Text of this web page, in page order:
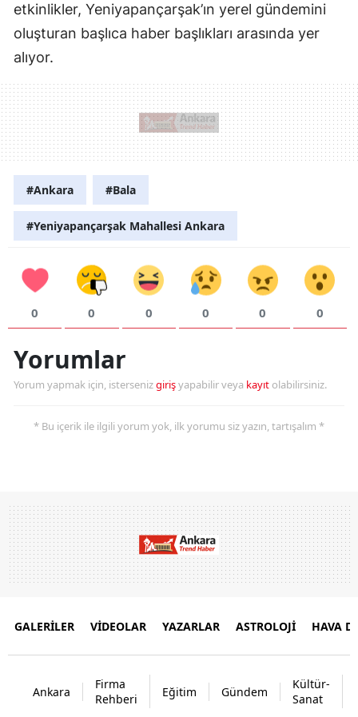
etkinlikler, Yeniyapançarşak’ın yerel gündemini
oluşturan başlıca haber başlıkları arasında yer
alıyor.
#Ankara #Bala
#Yeniyapançarşak Mahallesi Ankara
0 0 0 0 0 0
Yorumlar
Yorum yapmak için, istersenizgirişyapabilir veya kayıt olabilirsiniz.
* Bu içerik ile ilgili yorum yok, ilk yorumu siz yazın, tartışalım *
GALERİLER VİDEOLAR YAZARLAR ASTROLOJİ HAVA
Ankara
Firma
Rehberi
Eğitim Gündem
Kültür-
Sanat